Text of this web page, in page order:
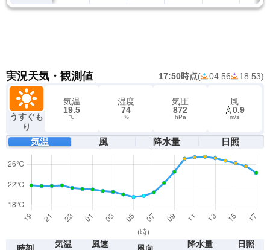
実況天気・観測値 17:50時点( 04:56 18:53)
うすぐも
り
気温
19.5
℃
湿度
74
%
気圧
872
hPa
風
0.9
m/s
気温 風 降水量 日照
気温 風速 降水量 日照